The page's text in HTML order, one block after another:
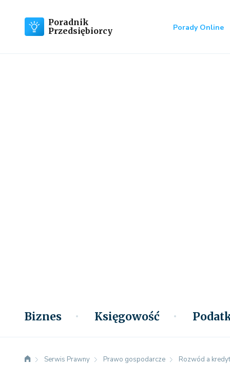
Poradnik
Przedsiębiorcy
Porady Online
Biznes Księgowość
Serwis Prawny Prawo gospodarcze Rozwód a